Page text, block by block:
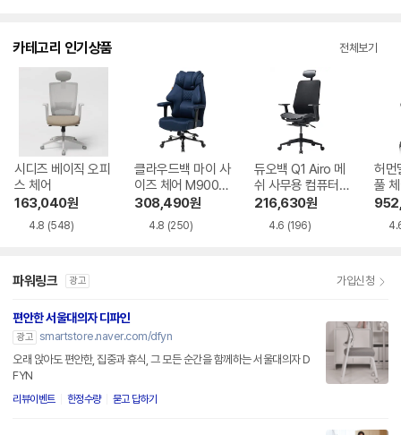
카테고리 인기상품 전체보기
시디즈 베이직 오피
스 체어
163,040원
4.8 (548)
클라우드백 마이 사
이즈 체어 M900M
Q 2.0 게이밍 의자
308,490원
4.8 (250)
듀오백 Q1 Airo 메
쉬 사무용 컴퓨터
책상 의자
216,630원
4.6 (196)
허먼
풀
레스
파워링크 광고 가입신청
편안한 서울대의자 디파인
광고 smartstore.naver.com/dfyn
오래 앉아도 편안한, 집중과 휴식, 그 모든 순간을 함께하는 서울대의자 D
FYN
리뷰이벤트 한정수량 묻고 답하기